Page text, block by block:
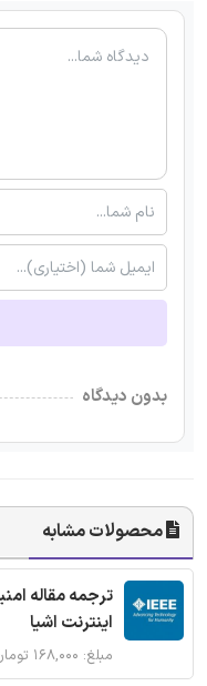
بدون دیدگاه
محصولات مشابه
اینترنت اشیا
مبلغ: ۱۶۸,۰۰۰ تومان